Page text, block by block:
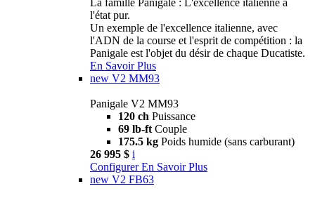
La famille Panigale : L'excellence italienne à
l'état pur.
Un exemple de l'excellence italienne, avec
l'ADN de la course et l'esprit de compétition : la
Panigale est l'objet du désir de chaque Ducatiste.
En Savoir Plus
new V2 MM93
Panigale V2 MM93
120 ch Puissance
69 lb-ft Couple
175.5 kg Poids humide (sans carburant)
26 995 $ i
Configurer En Savoir Plus
new V2 FB63